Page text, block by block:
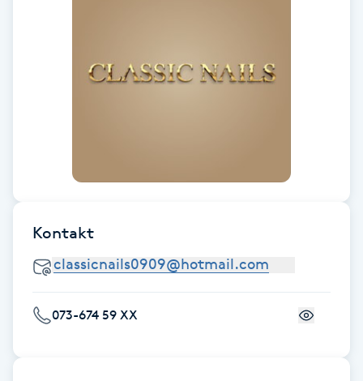
Hollywood Peel
Hot Stone Massage
Hot yoga
Hudföryngring
Kontakt
073-674 59 XX